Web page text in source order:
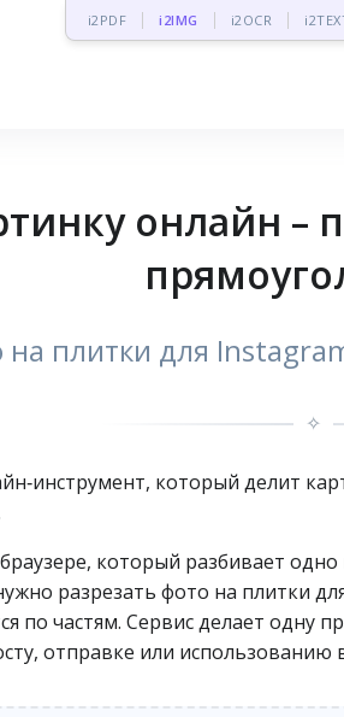
i2PDF i2IMG i2OCR
онлайн –
на плитки для
✧
который делит
который разбивает
разрезать фото на плитки
по частям. Сервис делает
отправке или использованию